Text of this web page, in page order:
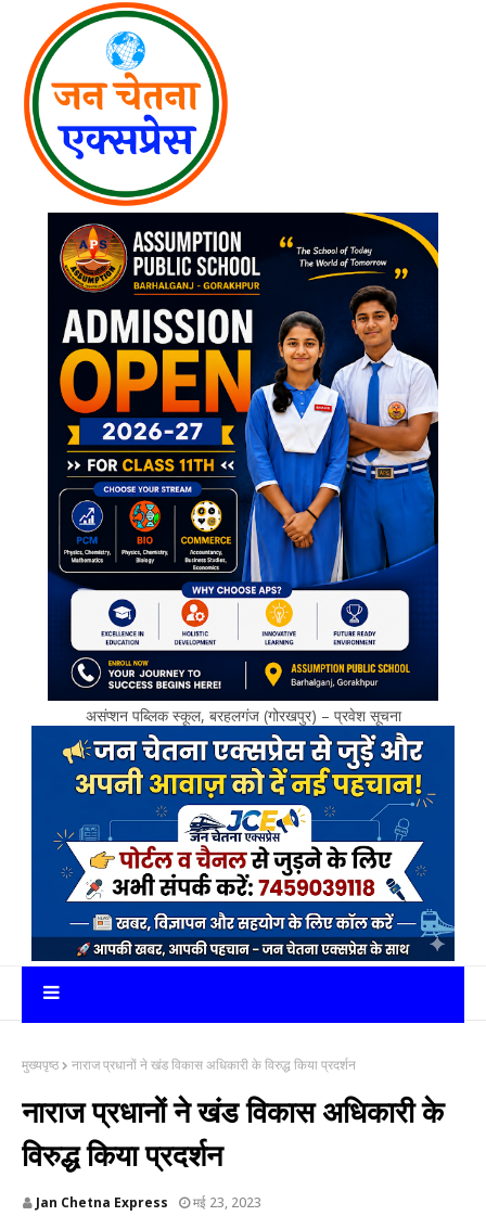
असंप्शन पब्लिक स्कूल, बरहलगंज (गोरखपुर) – प्रवेश सूचना
मुख्यपृष्ठ नाराज प्रधानों ने खंड विकास अधिकारी के विरुद्ध किया प्रदर्शन
नाराज प्रधानों ने खंड विकास अधिकारी के
विरुद्ध किया प्रदर्शन
Jan Chetna Express मई 23, 2023